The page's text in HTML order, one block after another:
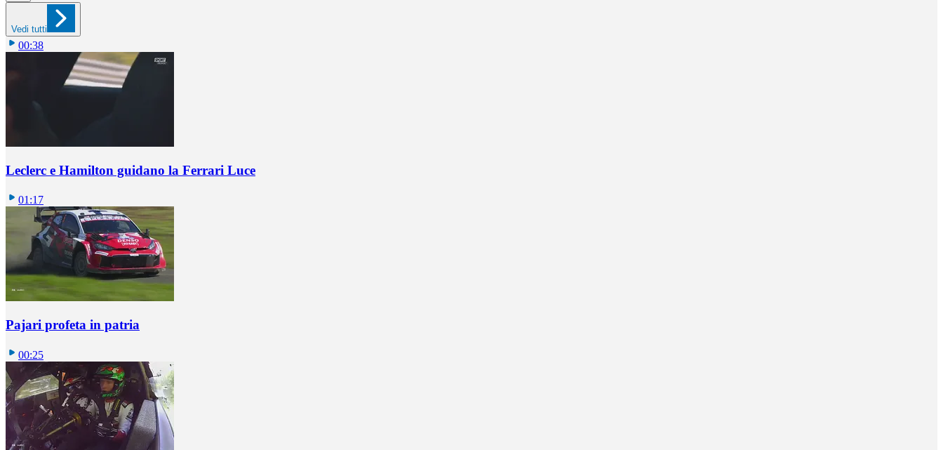
Vedi tutti
00:38
Leclerc e Hamilton guidano la Ferrari Luce
01:17
Pajari profeta in patria
00:25